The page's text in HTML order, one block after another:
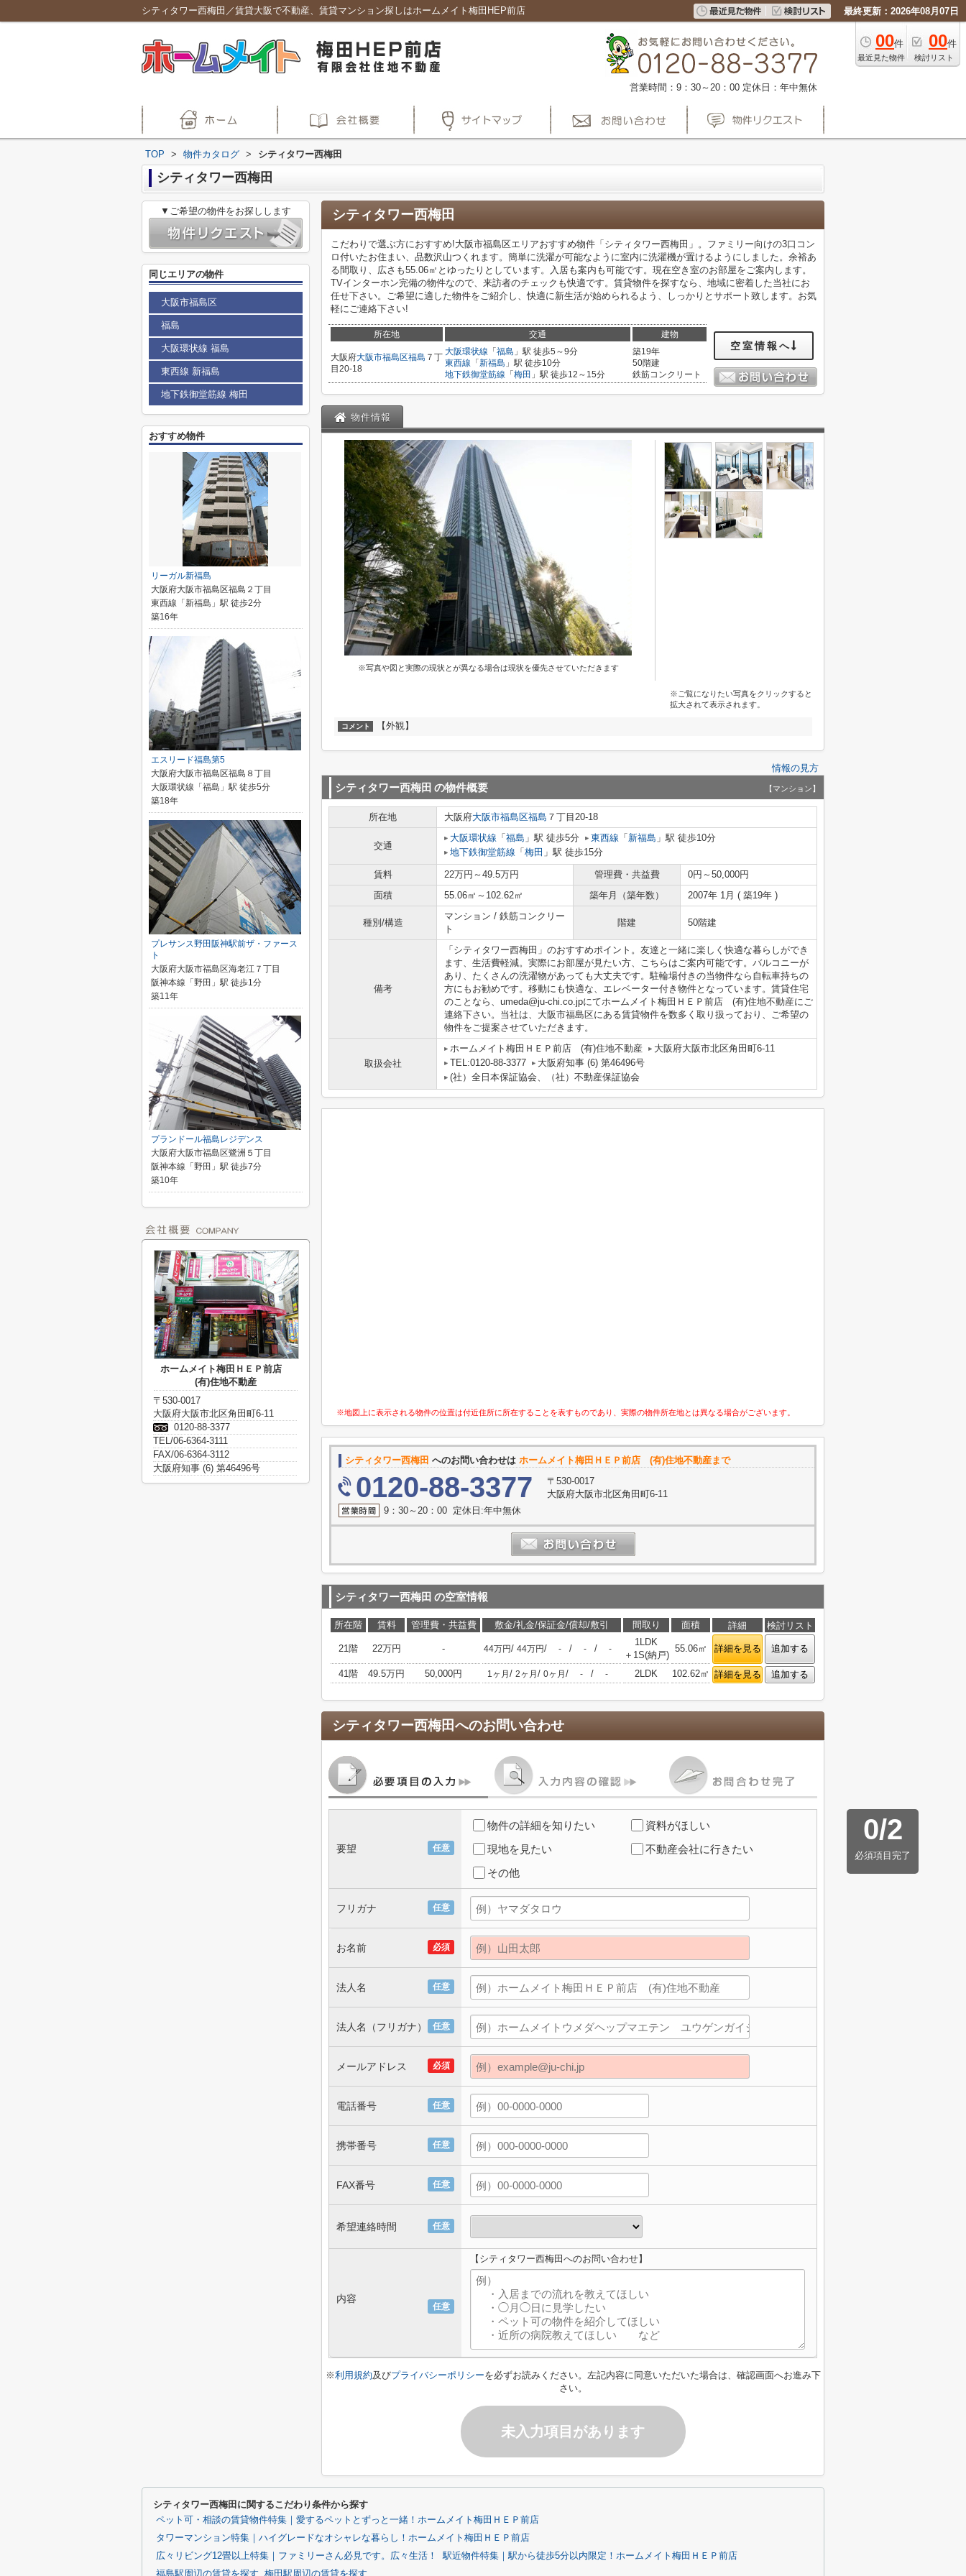
シティタワー西梅田／賃貸大阪で不動産、賃貸マンション探しはホームメイト梅田HEP前店 最終更新：2026年08月07日
00件
最近見た物件
00件
検討リスト
営業時間：9：30～20：00 定休日：年中無休
TOP > 物件カタログ > シティタワー西梅田
シティタワー西梅田
シティタワー西梅田
こだわりで選ぶ方におすすめ!大阪市福島区エリアおすすめ物件「シティタワー西梅田」。ファミリー向けの3口コン
ロ付いたお住まい、品数沢山つくれます。簡単に洗濯が可能なように室内に洗濯機が置けるようにしました。余裕あ
る間取り、広さも55.06㎡とゆったりとしています。入居も案内も可能です。現在空き室のお部屋をご案内します。
TVインターホン完備の物件なので、来訪者のチェックも快適です。賃貸物件を探すなら、地域に密着した当社にお
任せ下さい。ご希望に適した物件をご紹介し、快適に新生活が始められるよう、しっかりとサポート致します。お気
軽にご連絡下さい!
所在地 交通 建物
大阪府大阪市福島区福島 ７丁
目20-18
大阪環状線 「 福島 」駅 徒歩5～9分
東西線 「 新福島 」駅 徒歩10分
地下鉄御堂筋線 「 梅田 」駅 徒歩12～15分
築19年
50階建
鉄筋コンクリート
空室情報へ
物件情報
※写真や図と実際の現状とが異なる場合は現状を優先させていただきます
※ご覧になりたい写真をクリックすると
拡大されて表示されます。
コメント 【外観】
情報の見方
シティタワー西梅田 の物件概要 【マンション】
所在地 大阪府大阪市福島区福島 ７丁目20-18
交通
大阪環状線 「 福島 」駅 徒歩5分 東西線 「 新福島 」駅 徒歩10分
地下鉄御堂筋線 「 梅田 」駅 徒歩15分
賃料 22万円～49.5万円 管理費・共益費
0円～50,000円
面積
55.06㎡～102.62㎡ 築年月（築年数） 2007年 1月 ( 築19年 )
種別/構造
マンション / 鉄筋コンクリー
ト
階建 50階建
備考
「シティタワー西梅田」のおすすめポイント。友達と一緒に楽しく快適な暮らしができ
ます、生活費軽減。実際にお部屋が見たい方、こちらはご案内可能です。バルコニーが
あり、たくさんの洗濯物があっても大丈夫です。駐輪場付きの当物件なら自転車持ちの
方にもお勧めです。移動にも快適な、エレベーター付き物件となっています。賃貸住宅
のことなら、umeda@ju-chi.co.jpにてホームメイト梅田ＨＥＰ前店 (有)住地不動産にご
連絡下さい。当社は、大阪市福島区にある賃貸物件を数多く取り扱っており、ご希望の
物件をご提案させていただきます。
取扱会社
ホームメイト梅田ＨＥＰ前店 (有)住地不動産
大阪府大阪市北区角田町6-11
TEL:0120-88-3377
大阪府知事 (6) 第46496号
(社）全日本保証協会、（社）不動産保証協会
※地図上に表示される物件の位置は付近住所に所在することを表すものであり、実際の物件所在地とは異なる場合がございます。
シティタワー西梅田 へのお問い合わせは ホームメイト梅田ＨＥＰ前店 (有)住地不動産まで
0120-88-3377
〒530-0017
大阪府大阪市北区角田町6-11
9：30～20：00 定休日:年中無休
シティタワー西梅田 の空室情報
所在階 賃料 管理費・共益費 敷金/礼金/保証金/償却/敷引 間取り 面積 詳細 検討リスト
21階 22万円 - 44万円/ 44万円/ - / - / -
1LDK
＋1S(納戸)
55.06㎡ 詳細を見る 追加する
41階 49.5万円 50,000円 1ヶ月 / 2ヶ月 / 0ヶ月 / - / - 2LDK 102.62㎡ 詳細を見る 追加する
シティタワー西梅田へのお問い合わせ
0/2
必須項目完了
任意
要望
物件の詳細を知りたい
資料がほしい
現地を見たい
不動産会社に行きたい
その他
任意
フリガナ
必須
お名前
任意
法人名
任意
法人名（フリガナ）
必須
メールアドレス
任意
電話番号
任意
携帯番号
任意
FAX番号
任意
希望連絡時間
任意
内容
【シティタワー西梅田へのお問い合わせ】
※利用規約及びプライバシーポリシーを必ずお読みください。左記内容に同意いただいた場合は、確認画面へお進み下
さい。
未入力項目があります
▼ご希望の物件をお探しします
同じエリアの物件
大阪市福島区
福島
大阪環状線 福島
東西線 新福島
地下鉄御堂筋線 梅田
おすすめ物件
リーガル新福島
大阪府大阪市福島区福島２丁目
東西線「新福島」駅 徒歩2分
築16年
エスリード福島第5
大阪府大阪市福島区福島８丁目
大阪環状線「福島」駅 徒歩5分
築18年
プレサンス野田阪神駅前ザ・ファース
ト
大阪府大阪市福島区海老江７丁目
阪神本線「野田」駅 徒歩1分
築11年
プランドール福島レジデンス
大阪府大阪市福島区鷺洲５丁目
阪神本線「野田」駅 徒歩7分
築10年
ホームメイト梅田ＨＥＰ前店
(有)住地不動産
〒530-0017
大阪府大阪市北区角田町6-11
0120-88-3377
TEL/06-6364-3111
FAX/06-6364-3112
大阪府知事 (6) 第46496号
シティタワー西梅田に関するこだわり条件から探す
ペット可・相談の賃貸物件特集｜愛するペットとずっと一緒！ホームメイト梅田ＨＥＰ前店
タワーマンション特集｜ハイグレードなオシャレな暮らし！ホームメイト梅田ＨＥＰ前店
広々リビング12畳以上特集｜ファミリーさん必見です。広々生活！
駅近物件特集｜駅から徒歩5分以内限定！ホームメイト梅田ＨＥＰ前店
福島駅周辺の賃貸を探す
梅田駅周辺の賃貸を探す